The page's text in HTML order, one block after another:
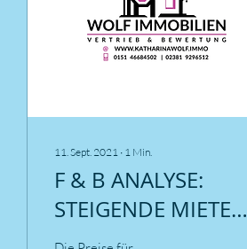
11. Sept. 2021 ∙ 1 Min.
F & B ANALYSE:
STEIGENDE MIETEN
ZU VERZEICHEN